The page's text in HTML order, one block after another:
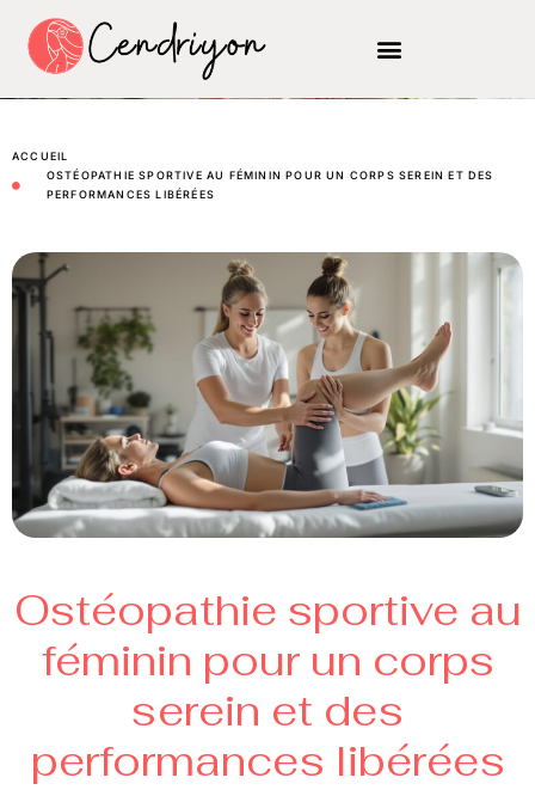
ACCUEIL
OSTÉOPATHIE SPORTIVE AU FÉMININ POUR UN CORPS SEREIN ET DES
PERFORMANCES LIBÉRÉES
Ostéopathie sportive au
féminin pour un corps
serein et des
performances libérées